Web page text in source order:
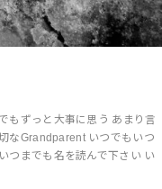
もずっと大事に思う あまり言
なGrandparent いつでもいつ
つまでも名を読んで下さい い